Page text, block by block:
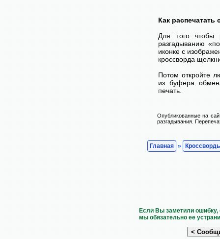
Как
Для того чтобы
разгадыванию
иконке с
кроссворда
Потом откройте
из буфера
печать.
Опубликованные на
разгадывания.
Главная »
Если Вы заметили
мы обязательно ее